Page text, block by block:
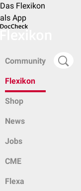
Das Flexikon
als App
Community
Flexikon
Shop
News
Jobs
CME
Flexa